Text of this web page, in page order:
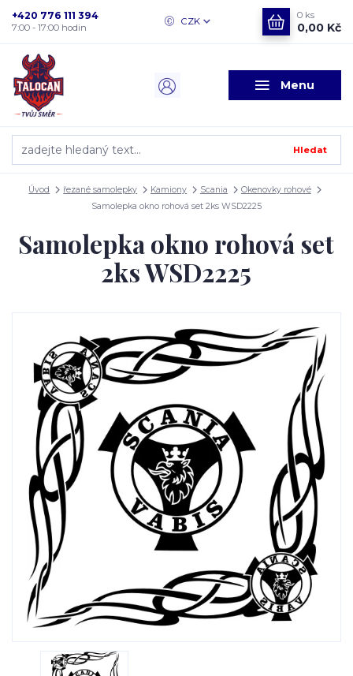
Menu
CZK
Hledat
+420 776 111 394
7:00 - 17:00 hodin
0 ks
0,00 Kč
Úvod řezané samolepky Kamiony Scania
Okenovky rohové
Samolepka okno rohová set 2ks WSD2225
Samolepka okno rohová set
2ks WSD2225